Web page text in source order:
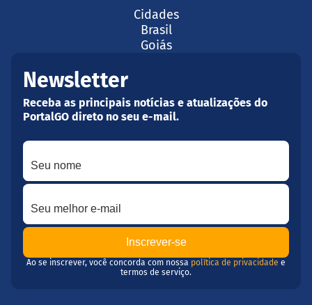
Cidades
Brasil
Goiás
Newsletter
Receba as principais notícias e atualizações do
PortalGO direto no seu e-mail.
Seu nome
Seu melhor e-mail
Ao se inscrever, você concorda com nossa política de privacidade e
termos de serviço.